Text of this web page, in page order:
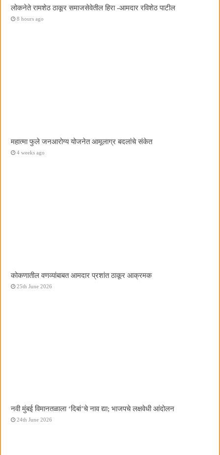
लोकनेते रामशेठ ठाकूर समाजसेवेतील हिरा -आमदार रविशेठ पाटील
8 hours ago
महात्मा फुले जनआरोग्य योजनेत आमूलाग्र बदलांचे संकेत
4 weeks ago
कोकणातील वणव्यांबाबत आमदार प्रशांत ठाकूर आक्रमक
25th June 2026
नवी मुंबई विमानतळाला ‌‘दिबां‌’चे नाव द्या; भाजपचे लक्षवेधी आंदोलन
24th June 2026